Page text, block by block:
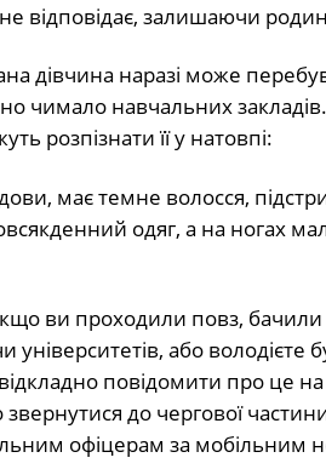
не відповідає, залишаючи
дівчина наразі може
чимало навчальних закладів.
розпізнати її у натовпі:
має темне волосся,
одяг, а на ногах
ви проходили повз, бачили
університетів, або
повідомити про це на
до чергової частини
офіцерам за мобільним